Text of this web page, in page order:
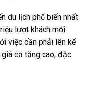
du lịch phổ biến nhất
lượt khách mỗi
việc cần phải lên kế
cả tăng cao, đặc